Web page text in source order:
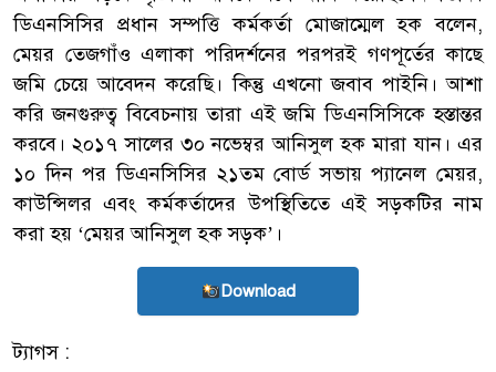
ডিএনসিসির প্রধান সম্পত্তি কর্মকর্তা মোজাম্মেল হক বলেন,
মেয়র তেজগাঁও এলাকা পরিদর্শনের পরপরই গণপূর্তের কাছে
জমি চেয়ে আবেদন করেছি। কিন্তু এখনো জবাব পাইনি। আশা
করি জনগুরুত্ব বিবেচনায় তারা এই জমি ডিএনসিসিকে হস্তান্তর
করবে। ২০১৭ সালের ৩০ নভেম্বর আনিসুল হক মারা যান। এর
১০ দিন পর ডিএনসিসির ২১তম বোর্ড সভায় প্যানেল মেয়র,
কাউন্সিলর এবং কর্মকর্তাদের উপস্থিতিতে এই সড়কটির নাম
করা হয় ‘মেয়র আনিসুল হক সড়ক’।
Download
ট্যাগস :